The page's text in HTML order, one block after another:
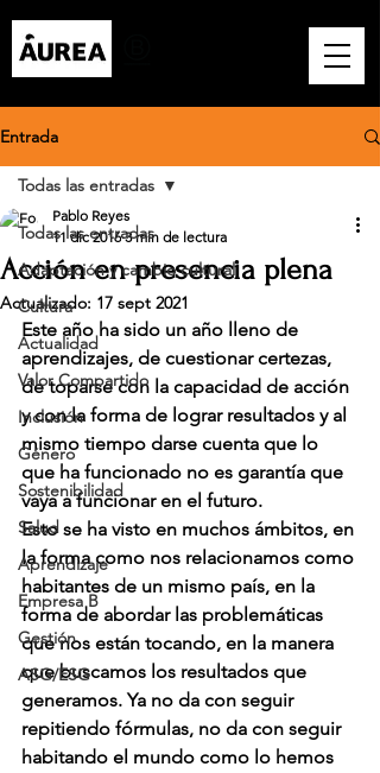
Entrada
Todas las entradas
Adaptación y cambio cultural
Cultura
Actualidad
Valor Compartido
Inclusión
Género
Sostenibilidad
Salud
Aprendizaje
Empresa B
Gestión
ASG/ESG
Todas las entradas
Acción en presencia plena
Pablo Reyes
11 dic 2016 3 min de lectura
Actualizado: 17 sept 2021
Este año ha sido un año lleno de
aprendizajes, de cuestionar certezas,
de toparse con la capacidad de acción
y con la forma de lograr resultados y al
mismo tiempo darse cuenta que lo
que ha funcionado no es garantía que
vaya a funcionar en el futuro.
Esto se ha visto en muchos ámbitos, en
la forma como nos relacionamos como
habitantes de un mismo país, en la
forma de abordar las problemáticas
que nos están tocando, en la manera
que buscamos los resultados que
generamos. Ya no da con seguir
repitiendo fórmulas, no da con seguir
habitando el mundo como lo hemos